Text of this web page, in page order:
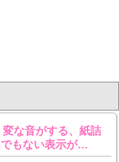
な音がする、紙詰
もない表示が…